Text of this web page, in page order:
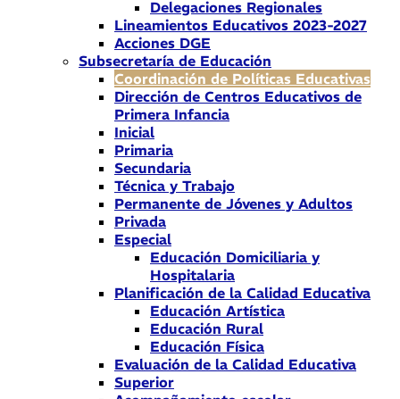
Delegaciones Regionales
Lineamientos Educativos 2023-2027
Acciones DGE
Subsecretaría de Educación
Coordinación de Políticas Educativas
Dirección de Centros Educativos de
Primera Infancia
Inicial
Primaria
Secundaria
Técnica y Trabajo
Permanente de Jóvenes y Adultos
Privada
Especial
Educación Domiciliaria y
Hospitalaria
Planificación de la Calidad Educativa
Educación Artística
Educación Rural
Educación Física
Evaluación de la Calidad Educativa
Superior